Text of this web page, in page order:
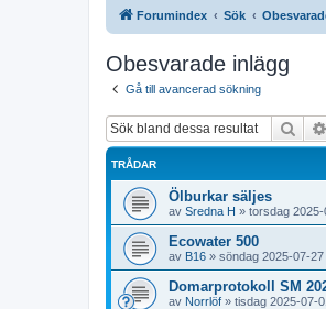
Forumindex Sök
Obesvarade inlägg
Gå till avancerad sökning
Sök
TRÅDAR
Ölburkar säljes
av Sredna H » torsdag
Ecowater 500
av B16 » söndag 2025-07-27
Domarprotokoll SM
av Norrlöf » tisdag 2025-07-